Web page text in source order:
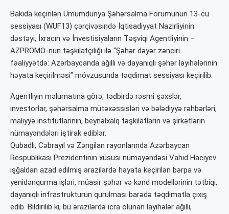
Bakıda keçirilən Ümumdünya Şəhərsalma Forumunun 13-cü
sessiyası (WUF13) çərçivəsində İqtisadiyyat Nazirliyinin
dəstəyi, İxracın və İnvestisiyaların Təşviqi Agentliyinin –
AZPROMO-nun təşkilatçılığı ilə “Şəhər dəyər zənciri
fəaliyyətdə: Azərbaycanda ağıllı və dayanıqlı şəhər layihələrinin
həyata keçirilməsi” mövzusunda təqdimat sessiyası keçirilib.
Agentliyin məlumatına görə, tədbirdə rəsmi şəxslər,
investorlar, şəhərsalma mütəxəssisləri və bələdiyyə rəhbərləri,
maliyyə institutlarının, beynəlxalq təşkilatların və şirkətlərin
nümayəndələri iştirak ediblər.
Qubadlı, Cəbrayıl və Zəngilan rayonlarında Azərbaycan
Respublikası Prezidentinin xüsusi nümayəndəsi Vahid Hacıyev
işğaldan azad edilmiş ərazilərdə həyata keçirilən bərpa və
yenidənqurma işləri, müasir şəhər və kənd modellərinin tətbiqi,
dayanıqlı infrastrukturun qurulması barədə təqdimatla çıxış
edib. Bildirilib ki, bu ərazilərdə icra olunan layihələr ağıllı,